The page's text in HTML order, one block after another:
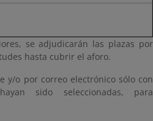
se adjudicarán las plazas por
hasta cubrir el aforo.
y/o por correo electrónico sólo con
sido seleccionadas, para